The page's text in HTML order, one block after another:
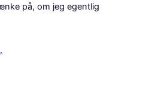
på, om jeg egentlig